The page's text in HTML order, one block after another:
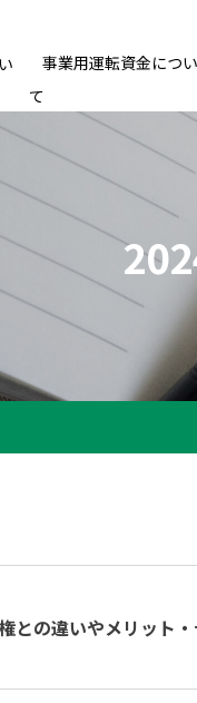
事業用運転資金につい
て
との違いやメリット